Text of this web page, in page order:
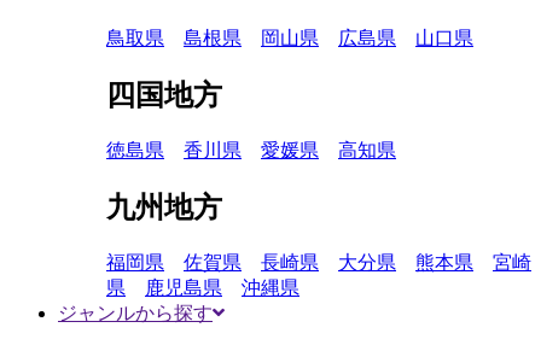
鳥取県 島根県 岡山県 広島県 山口県
四国地方
徳島県 香川県 愛媛県 高知県
九州地方
福岡県 佐賀県 長崎県 大分県 熊本県
宮崎
県
鹿児島県
沖縄県
ジャンルから探す